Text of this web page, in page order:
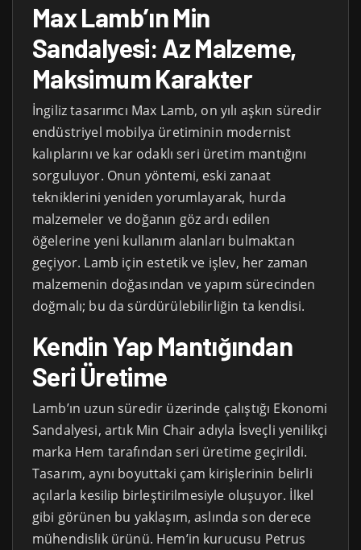
Max Lamb’ın Min
Sandalyesi: Az Malzeme,
Maksimum Karakter
İngiliz tasarımcı Max Lamb, on yılı aşkın süredir
endüstriyel mobilya üretiminin modernist
kalıplarını ve kar odaklı seri üretim mantığını
sorguluyor. Onun yöntemi, eski zanaat
tekniklerini yeniden yorumlayarak, hurda
malzemeler ve doğanın göz ardı edilen
öğelerine yeni kullanım alanları bulmaktan
geçiyor. Lamb için estetik ve işlev, her zaman
malzemenin doğasından ve yapım sürecinden
doğmalı; bu da sürdürülebilirliğin ta kendisi.
Kendin Yap Mantığından
Seri Üretime
Lamb’ın uzun süredir üzerinde çalıştığı Ekonomi
Sandalyesi, artık Min Chair adıyla İsveçli yenilikçi
marka Hem tarafından seri üretime geçirildi.
Tasarım, aynı boyuttaki çam kirişlerinin belirli
açılarla kesilip birleştirilmesiyle oluşuyor. İlkel
gibi görünen bu yaklaşım, aslında son derece
mühendislik ürünü. Hem’in kurucusu Petrus